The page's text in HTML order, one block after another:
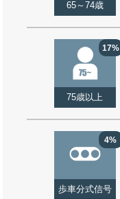
65～74歳
17%
75歳以上
4%
歩車分式信号